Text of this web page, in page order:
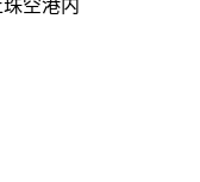
空港内